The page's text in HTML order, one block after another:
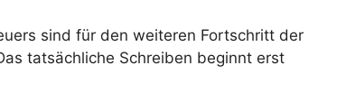
sind für den weiteren Fortschritt der
tatsächliche Schreiben beginnt erst